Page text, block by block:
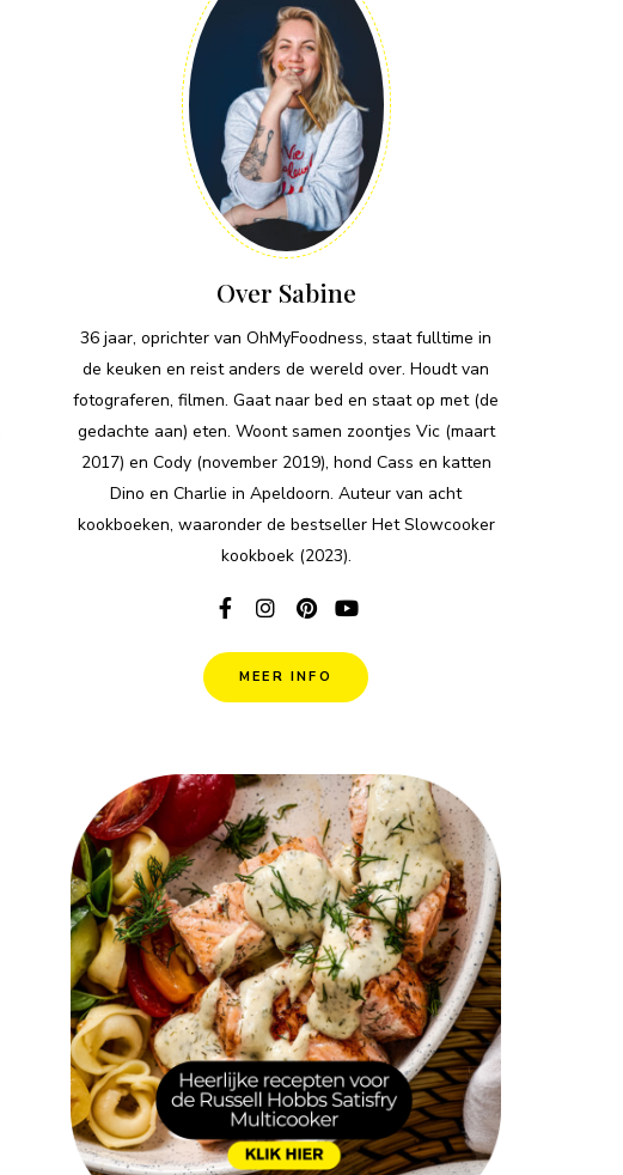
Over Sabine
36 jaar, oprichter van OhMyFoodness, staat fulltime in
de keuken en reist anders de wereld over. Houdt van
fotograferen, filmen. Gaat naar bed en staat op met (de
gedachte aan) eten. Woont samen zoontjes Vic (maart
2017) en Cody (november 2019), hond Cass en katten
Dino en Charlie in Apeldoorn. Auteur van acht
kookboeken, waaronder de bestseller Het Slowcooker
kookboek (2023).
MEER INFO